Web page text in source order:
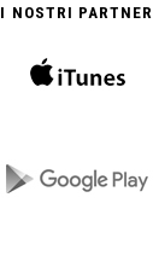
I NOSTRI PARTNER